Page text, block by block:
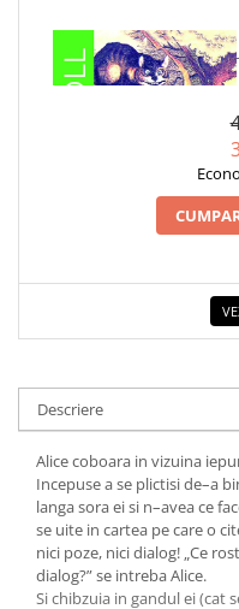
1 x ALICE IN TARA
LEWIS CARROLL
Descriere
Alice coboara in vizuina
Incepuse a se plictisi de–a
langa sora ei si n–avea ce
se uite in cartea pe care o
nici poze, nici dialog! „Ce
dialog?” se intreba Alice.
Si chibzuia in gandul ei (cat